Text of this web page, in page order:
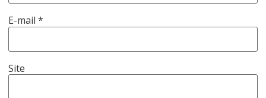
E-mail*
Site